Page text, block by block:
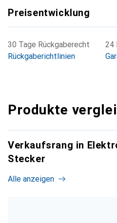
Preisentwicklung
30 Tage Rückgaberecht
Rückgaberichtlinien
24
Produkte
Verkaufsrang in
Stecker
Alle anzeigen